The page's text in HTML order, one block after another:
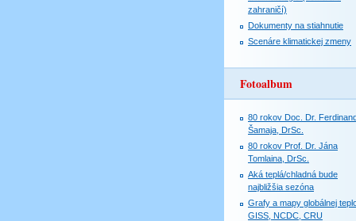
zahraničí)
Dokumenty na stiahnutie
Scenáre klimatickej zmeny
Fotoalbum
80 rokov Doc. Dr.
Šamaja, DrSc.
80 rokov Prof. Dr. Jána
Tomlaina, DrSc.
Aká teplá/chladná bude
najbližšia sezóna
Grafy a mapy globálnej
GISS, NCDC, CRU